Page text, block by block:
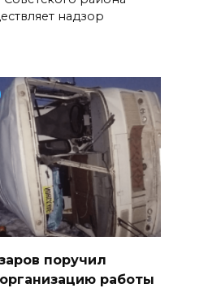
надзор
поручил
работы